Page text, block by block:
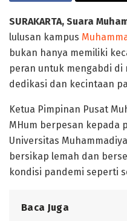
SURAKARTA, Suara
lulusan kampus
bukan hanya memiliki
peran untuk mengabdi di
dedikasi dan kecintaan
Ketua Pimpinan Pusat
MHum berpesan kepada
Universitas
bersikap lemah dan
kondisi pandemi seperti
Baca Juga